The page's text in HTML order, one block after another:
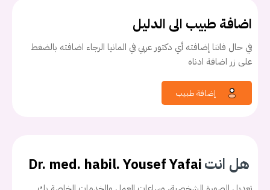
اضافة طبيب الى الدليل
في حال فاتنا إضافته أي دكتور عربي في المانيا الرجاء اضافته بالضغط
على زر اضافة ادناه
هل انتDr. med. habil. Yousef Yafai